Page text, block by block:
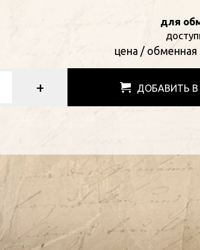
для
цена / oбменная
+ ДОБАВИТЬ